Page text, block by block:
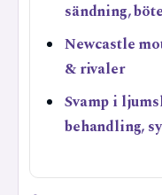
sändning,
Newcastle
& rivaler
Svamp i
behandling,